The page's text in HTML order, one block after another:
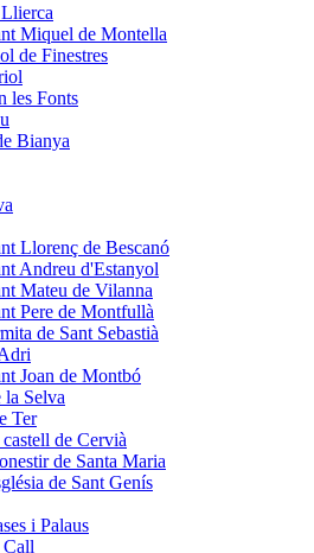
Llierca
Miquel de Montella
de Finestres
les Fonts
Bianya
Llorenç de Bescanó
Andreu d'Estanyol
Mateu de Vilanna
Pere de Montfullà
de Sant Sebastià
Joan de Montbó
la Selva
Ter
de Cervià
de Santa Maria
de Sant Genís
i Palaus